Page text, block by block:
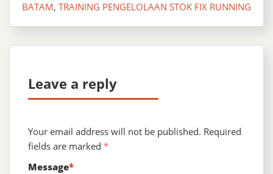
BATAM, TRAINING PENGELOLAAN STOK FIX RUNNING
Leave a reply
Your email address will not be published. Required
fields are marked *
Message*